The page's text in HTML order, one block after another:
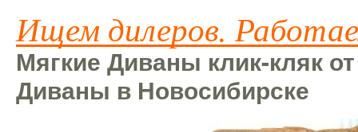
Ищем дилеров.
Мягкие Диваны клик-кляк
Диваны в Новосибирске